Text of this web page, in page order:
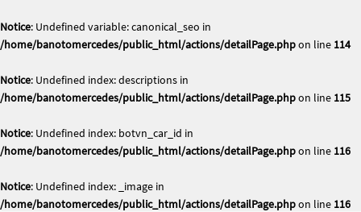
Notice: Undefined variable: canonical_seo in
/home/banotomercedes/public_html/actions/detailPage.phpon line 114
Notice: Undefined index: descriptions in
/home/banotomercedes/public_html/actions/detailPage.phpon line 115
Notice: Undefined index: botvn_car_id in
/home/banotomercedes/public_html/actions/detailPage.phpon line 116
Notice: Undefined index: _image in
/home/banotomercedes/public_html/actions/detailPage.phpon line 116